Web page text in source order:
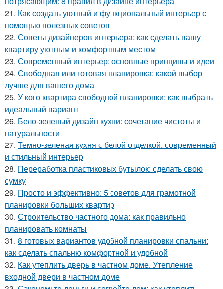
21. Как создать уютный и функциональный интерьер с
помощью полезных советов
22. Советы дизайнеров интерьера: как сделать вашу
квартиру уютным и комфортным местом
23. Современный интерьер: основные принципы и идеи
24. Свободная или готовая планировка: какой выбор
лучше для вашего дома
25. У кого квартира свободной планировки: как выбрать
идеальный вариант
26. Бело-зеленый дизайн кухни: сочетание чистоты и
натуральности
27. Темно-зеленая кухня с белой отделкой: современный
и стильный интерьер
28. Переработка пластиковых бутылок: сделать свою
сумку
29. Просто и эффективно: 5 советов для грамотной
планировки больших квартир
30. Строительство частного дома: как правильно
планировать комнаты
31. 8 готовых вариантов удобной планировки спальни:
как сделать спальню комфортной и удобной
32. Как утеплить дверь в частном доме. Утепление
входной двери в частном доме